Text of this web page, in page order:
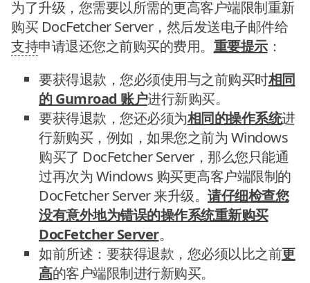
为了升级，您需要以所需的更高客户端限制重新
购买 DocFetcher Server，然后发送电子邮件给
支持申请退还您之前购买的费用。 重要提示：
要获得退款，您必须使用与之前购买时相同
的 Gumroad 账户进行新购买。
要获得退款，您还必须为相同的操作系统进
行新购买，例如，如果您之前为 Windows
购买了 DocFetcher Server，那么您只能通
过再次为 Windows 购买更高客户端限制的
DocFetcher Server 来升级。 请仔细检查您
没有意外地为错误的操作系统重新购买
DocFetcher Server。
如前所述：要获得退款，您必须以比之前更
高的客户端限制进行新购买。